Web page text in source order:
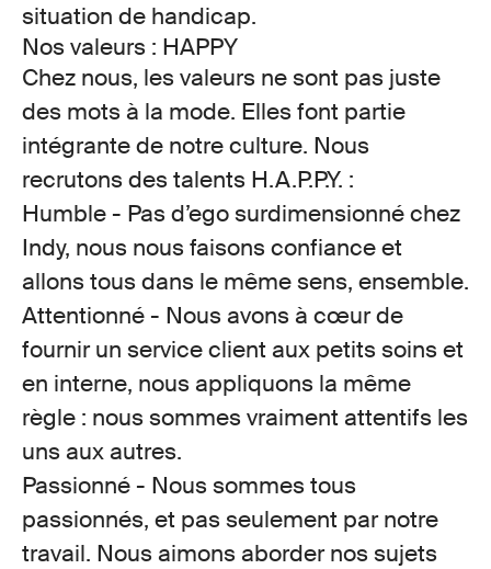
situation de handicap.
Nos valeurs : HAPPY
Chez nous, les valeurs ne sont pas juste
des mots à la mode. Elles font partie
intégrante de notre culture. Nous
recrutons des talents H.A.P.P.Y. :
Humble - Pas d’ego surdimensionné chez
Indy, nous nous faisons confiance et
allons tous dans le même sens, ensemble.
Attentionné - Nous avons à cœur de
fournir un service client aux petits soins et
en interne, nous appliquons la même
règle : nous sommes vraiment attentifs les
uns aux autres.
Passionné - Nous sommes tous
passionnés, et pas seulement par notre
travail. Nous aimons aborder nos sujets